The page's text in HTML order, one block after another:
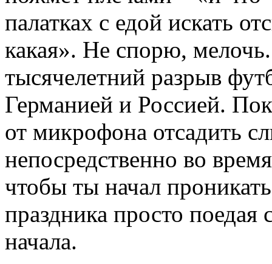
палатках с едой искать
какая». Не спорю,
тысячелетний разрыв
Германией и Россией.
от микрофона отсадить
непосредственно во
чтобы ты начал
праздника просто поедая
начала.